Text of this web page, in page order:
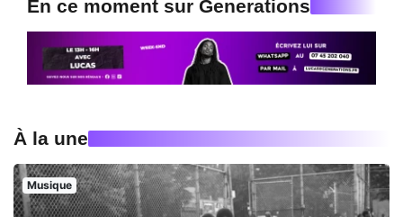
En ce moment sur Generations
À la une
Musique